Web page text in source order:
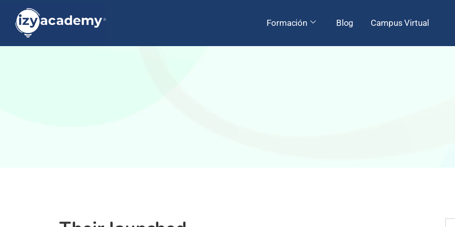
Formación Blog Campus Virtual